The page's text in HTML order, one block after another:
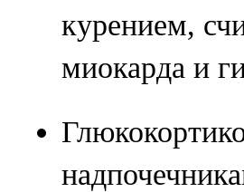
курением,
миокарда и